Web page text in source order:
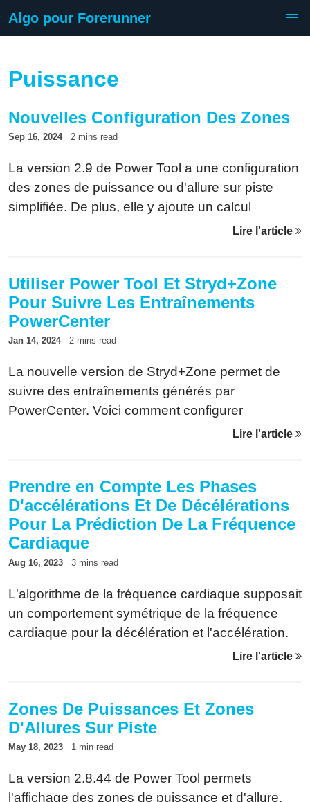
Algo pour Forerunner
Puissance
Nouvelles Configuration Des Zones
Sep 16, 2024 2 mins read
La version 2.9 de Power Tool a une configuration
des zones de puissance ou d'allure sur piste
simplifiée. De plus, elle y ajoute un calcul
d'équivalence entre elles. Voici comment ça
Lire l'article
Utiliser Power Tool Et Stryd+Zone
Pour Suivre Les Entraînements
PowerCenter
Jan 14, 2024 2 mins read
La nouvelle version de Stryd+Zone permet de
suivre des entraînements générés par
PowerCenter. Voici comment configurer
Stryd+Zone et Power Tool pour utiliser les deux
Lire l'article
Prendre en Compte Les Phases
D'accélérations Et De Décélérations
Pour La Prédiction De La Fréquence
Cardiaque
Aug 16, 2023 3 mins read
L'algorithme de la fréquence cardiaque supposait
un comportement symétrique de la fréquence
cardiaque pour la décélération et l'accélération.
Ce n'est pas vraiment le cas pour beaucoup de
Lire l'article
Zones De Puissances Et Zones
D'Allures Sur Piste
May 18, 2023 1 min read
La version 2.8.44 de Power Tool permets
l'affichage des zones de puissance et d'allure.